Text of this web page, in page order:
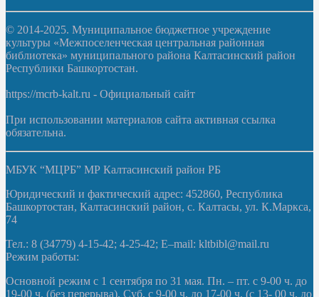
© 2014-2025. Муниципальное бюджетное учреждение
культуры «Межпоселенческая центральная районная
библиотека» муниципального района Калтасинский район
Республики Башкортостан.
https://mcrb-kalt.ru - Официальный сайт
При использовании материалов сайта активная ссылка
обязательна.
МБУК “МЦРБ” МР Калтасинский район РБ
Юридический и фактический адрес: 452860, Республика
Башкортостан, Калтасинский район, с. Калтасы, ул. К.Маркса,
74
Тел.: 8 (34779) 4-15-42; 4-25-42; E–mail: kltbibl@mail.ru
Режим работы:
Основной режим с 1 сентября по 31 мая. Пн. – пт. с 9-00 ч. до
19-00 ч. (без перерыва). Суб. с 9-00 ч. до 17-00 ч. (с 13- 00 ч. до